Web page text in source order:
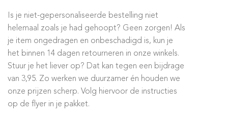
Is je niet-gepersonaliseerde bestelling niet
helemaal zoals je had gehoopt? Geen zorgen! Als
je item ongedragen en onbeschadigd is, kun je
het binnen 14 dagen retourneren in onze winkels.
Stuur je het liever op? Dat kan tegen een bijdrage
van 3,95. Zo werken we duurzamer én houden we
onze prijzen scherp. Volg hiervoor de instructies
op de flyer in je pakket.